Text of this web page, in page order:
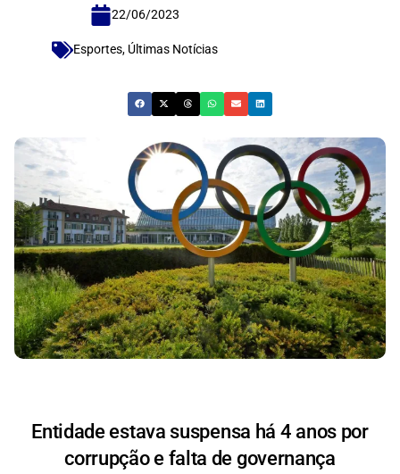
22/06/2023
Esportes, Últimas Notícias
Entidade estava suspensa há 4 anos por
corrupção e falta de governança